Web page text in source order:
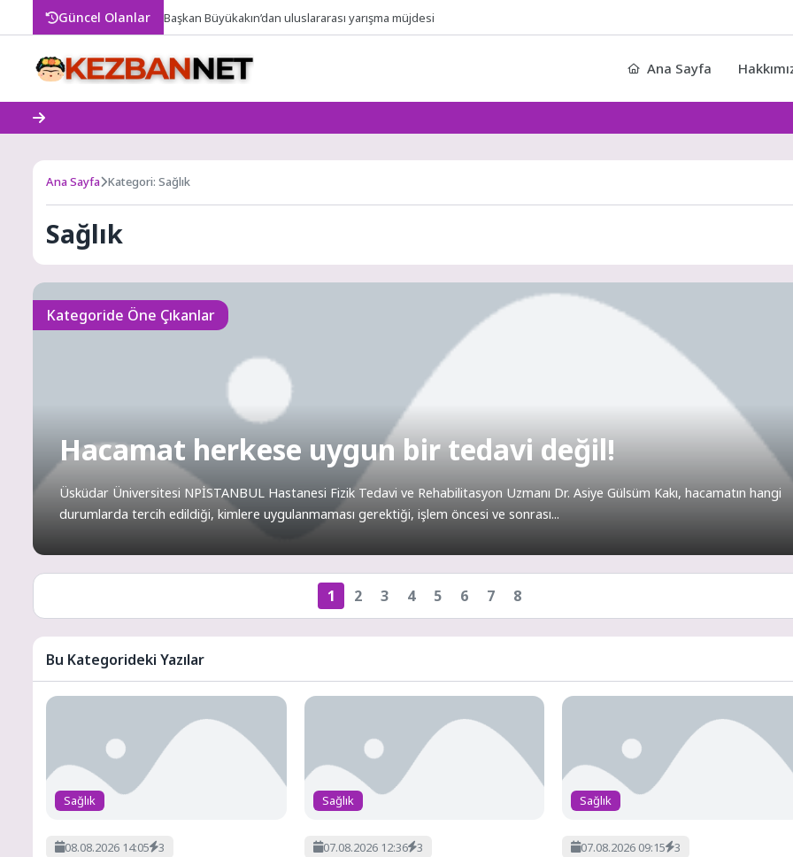
Güncel Olanlar Başkan Büyükakın’dan uluslararası yarışma müjdesi
Ana Sayfa
Ana Sayfa Kategori: Sağlık
Sağlık
Kategoride Öne Çıkanlar
Hacamat herkese uygun bir tedavi değil!
Üsküdar Üniversitesi NPİSTANBUL Hastanesi Fizik Tedavi ve Rehabilitasyon Uzmanı Dr. Asiye Gülsüm Kakı, hacamatın hangi
durumlarda tercih edildiği, kimlere uygulanmaması gerektiği, işlem öncesi ve sonrası...
1 2 3 4 5 6 7 8
Bu Kategorideki Yazılar
Sağlık
08.08.2026 14:05 3
Sağlık
07.08.2026 12:36 3
Sağlık
07.08.2026 09:15 3